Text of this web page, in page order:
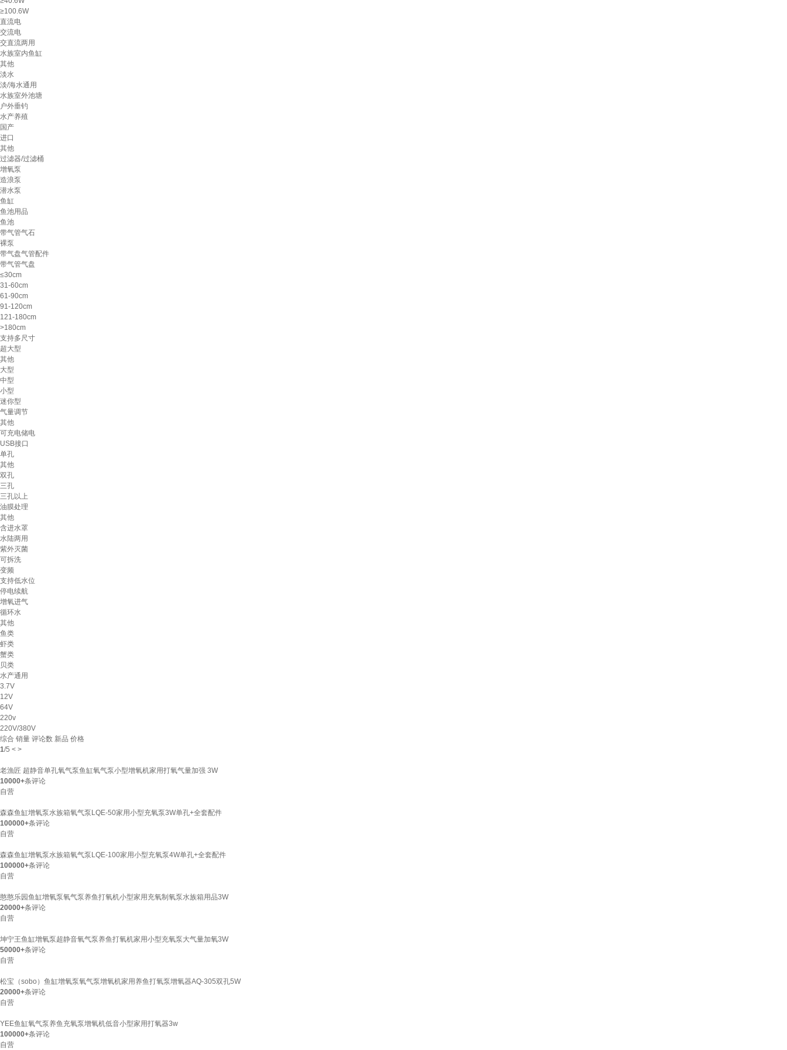
≥100.6W
直流电
交流电
交直流两用
水族室内鱼缸
其他
淡水
淡/海水通用
水族室外池塘
户外垂钓
水产养殖
国产
进口
其他
过滤器/过滤桶
增氧泵
造浪泵
潜水泵
鱼缸
鱼池用品
鱼池
带气管气石
裸泵
带气盘气管配件
带气管气盘
≤30cm
31-60cm
61-90cm
91-120cm
121-180cm
>180cm
支持多尺寸
超大型
其他
大型
中型
小型
迷你型
气量调节
其他
可充电储电
USB接口
单孔
其他
双孔
三孔
三孔以上
油膜处理
其他
含进水罩
水陆两用
紫外灭菌
可拆洗
变频
支持低水位
停电续航
增氧进气
循环水
其他
鱼类
虾类
蟹类
贝类
水产通用
3.7V
12V
64V
220v
220V/380V
综合 销量 评论数 新品 价格
1/5 < >
老漁匠 超静音单孔氧气泵鱼缸氧气泵小型增氧机家用打氧气量加强 3W
10000+条评论
自营
森森鱼缸增氧泵水族箱氧气泵LQE-50家用小型充氧泵3W单孔+全套配件
100000+条评论
自营
森森鱼缸增氧泵水族箱氧气泵LQE-100家用小型充氧泵4W单孔+全套配件
100000+条评论
自营
憨憨乐园鱼缸增氧泵氧气泵养鱼打氧机小型家用充氧制氧泵水族箱用品3W
20000+条评论
自营
坤宁王鱼缸增氧泵超静音氧气泵养鱼打氧机家用小型充氧泵大气量加氧3W
50000+条评论
自营
松宝（sobo）鱼缸增氧泵氧气泵增氧机家用养鱼打氧泵增氧器AQ-305双孔5W
20000+条评论
自营
YEE鱼缸氧气泵养鱼充氧泵增氧机低音小型家用打氧器3w
100000+条评论
自营